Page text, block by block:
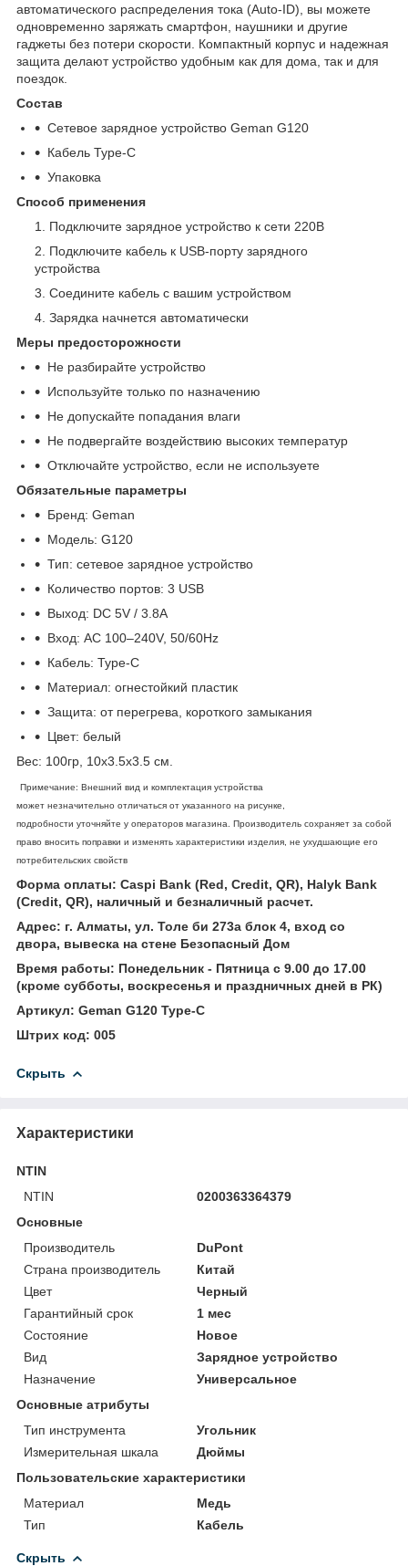
автоматического распределения тока (Auto-ID), вы можете
одновременно заряжать смартфон, наушники и другие
гаджеты без потери скорости. Компактный корпус и надежная
защита делают устройство удобным как для дома, так и для
поездок.
Состав
Сетевое зарядное устройство Geman G120
Кабель Type-C
Упаковка
Способ применения
Подключите зарядное устройство к сети 220В
Подключите кабель к USB-порту зарядного
устройства
Соедините кабель с вашим устройством
Зарядка начнется автоматически
Меры предосторожности
Не разбирайте устройство
Используйте только по назначению
Не допускайте попадания влаги
Не подвергайте воздействию высоких температур
Отключайте устройство, если не используете
Обязательные параметры
Бренд: Geman
Модель: G120
Тип: сетевое зарядное устройство
Количество портов: 3 USB
Выход: DC 5V / 3.8A
Вход: AC 100–240V, 50/60Hz
Кабель: Type-C
Материал: огнестойкий пластик
Защита: от перегрева, короткого замыкания
Цвет: белый
Вес: 100гр, 10х3.5х3.5 см.
Примечание: Внешний вид и комплектация устройства
может незначительно отличаться от указанного на рисунке,
подробности уточняйте у операторов магазина. Производитель сохраняет за собой
право вносить поправки и изменять характеристики изделия, не ухудшающие его
потребительских свойств
Форма оплаты: Caspi Bank (Red, Credit, QR), Halyk Bank
(Credit, QR), наличный и безналичный расчет.
Адрес: г. Алматы, ул. Толе би 273а блок 4, вход со
двора, вывеска на стене Безопасный Дом
Время работы: Понедельник - Пятница с 9.00 до 17.00
(кроме субботы, воскресенья и праздничных дней в РК)
Артикул: Geman G120 Type-C
Штрих код: 005
Скрыть
Характеристики
NTIN
NTIN
0200363364379
Основные
Производитель
DuPont
Страна производитель
Китай
Цвет
Черный
Гарантийный срок
1 мес
Состояние
Новое
Вид
Зарядное устройство
Назначение
Универсальное
Основные атрибуты
Тип инструмента
Угольник
Измерительная шкала
Дюймы
Пользовательские характеристики
Материал
Медь
Тип
Кабель
Скрыть